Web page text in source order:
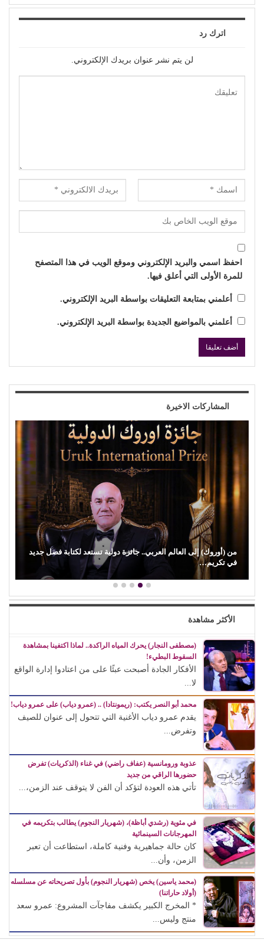
اترك رد
لن يتم نشر عنوان بريدك الإلكتروني.
احفظ اسمي والبريد الإلكتروني وموقع الويب في هذا المتصفح
للمرة الأولى التي أعلق فيها.
أعلمني بمتابعة التعليقات بواسطة البريد الإلكتروني.
أعلمني بالمواضيع الجديدة بواسطة البريد الإلكتروني.
المشاركات الاخيرة
فصل جديد
أحمد الغريب يكتب: الإعلام الخاص يفضح اختراق (إسرائيل)
الأكثر مشاهدة
(مصطفى النجار) يحرك المياه الراكدة.. لماذا اكتفينا بمشاهدة
السقوط البطيء!
الأفكار الجادة أصبحت عبئًا على من اعتادوا إدارة الواقع
لا...
محمد أبو النصر يكتب: (ريمونتادا) .. (عمرو دياب) على عمرو دياب!
يقدم عمرو دياب الأغنية التي تتحول إلى عنوان للصيف
وتفرض...
عذوبة ورومانسية (عفاف راضي) في غناء (الذكريات) تفرض
حضورها الراقي من جديد
تأتي هذه العودة لتؤكد أن الفن لا يتوقف عند الزمن،...
في مئوية (رشدي أباظة)، (شهريار النجوم) يطالب بتكريمه في
المهرجانات السينمائية
كان حالة جماهيرية وفنية كاملة، استطاعت أن تعبر
الزمن، وأن...
(محمد ياسين) يخص (شهريار النجوم) بأول تصريحاته عن مسلسله
(أولاد حاراتنا)
* المخرج الكبير يكشف مفاجآت المشروع: عمرو سعد
منتج وليس...